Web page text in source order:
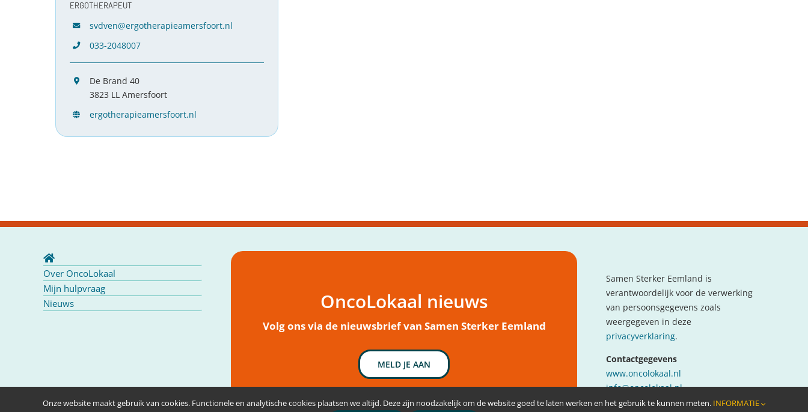
ERGOTHERAPEUT
svdven@ergotherapieamersfoort.nl
033-2048007
De Brand 40
3823 LL Amersfoort
ergotherapieamersfoort.nl
Over OncoLokaal
Mijn hulpvraag
Nieuws
OncoLokaal nieuws
Volg ons via de nieuwsbrief van Samen Sterker Eemland
MELD JE AAN
Samen Sterker Eemland is
verantwoordelijk voor de verwerking
van persoonsgegevens zoals
weergegeven in deze
privacyverklaring.
Contactgegevens
www.oncolokaal.nl
info@oncolokaal.nl
Onze website maakt gebruik van cookies. Functionele en analytische cookies plaatsen we altijd. Deze zijn noodzakelijk om de website goed te laten werken en het gebruik te kunnen meten. INFORMATIE